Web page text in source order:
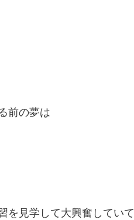
前の夢は
を見学して大興奮していて